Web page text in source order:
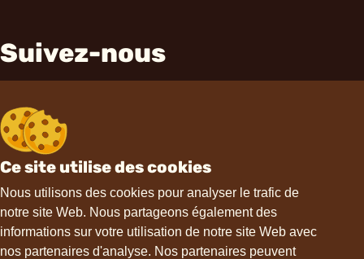
Ce site utilise des cookies
Nous utilisons des cookies pour analyser le trafic de
notre site Web. Nous partageons également des
informations sur votre utilisation de notre site Web avec
nos partenaires d'analyse. Nos partenaires peuvent
Suivez-nous
Contact
hello@choviva.com